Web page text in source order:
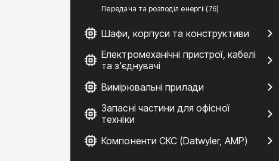
Передача та розподіл енергії (76)
Шафи, корпуси та конструктиви
Електромеханічні пристрої, кабелі
та з'єднувачі
Вимірювальні прилади
Запасні частини для офісної
техніки
Компоненти СКС (Datwyler, AMP)